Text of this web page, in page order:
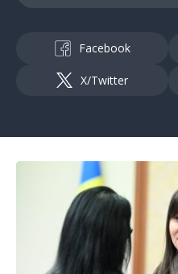
Facebook
X/Twitter